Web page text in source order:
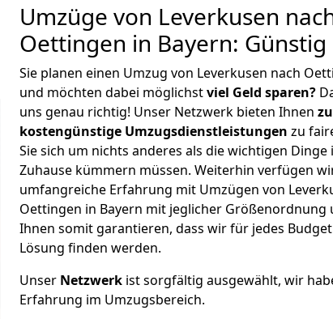
Umzüge von Leverkusen
Oettingen in Bayern:
Sie planen einen Umzug von Leverkusen nach
und möchten dabei möglichstviel Geld sparen?
uns genau richtig! Unser Netzwerk bieten Ihnen
kostengünstige Umzugsdienstleistungen zu
Sie sich um nichts anderes als die wichtigen
Zuhause kümmern müssen. Weiterhin verfügen
umfangreiche Erfahrung mit Umzügen von
Oettingen in Bayern mit jeglicher Größenordnung
Ihnen somit garantieren, dass wir für jedes
Lösung finden werden.
Unser Netzwerk ist sorgfältig ausgewählt, wir
Erfahrung im Umzugsbereich.